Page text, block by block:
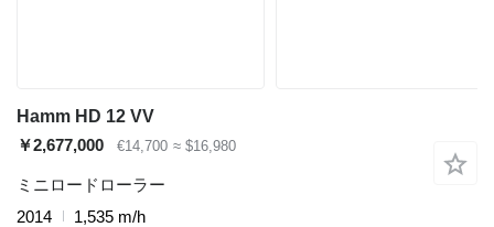
Hamm HD 12 VV
￥2,677,000
€14,700 ≈ $16,980
ミニロードローラー
2014
1,535 m/h